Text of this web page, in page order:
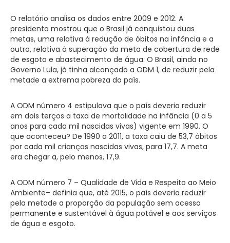
O relatório analisa os dados entre 2009 e 2012. A
presidenta mostrou que o Brasil já conquistou duas
metas, uma relativa à redução de óbitos na infância e a
outra, relativa à superação da meta de cobertura de rede
de esgoto e abastecimento de água. O Brasil, ainda no
Governo Lula, já tinha alcançado a ODM 1, de reduzir pela
metade a extrema pobreza do país.
A ODM número 4 estipulava que o país deveria reduzir
em dois terços a taxa de mortalidade na infância (0 a 5
anos para cada mil nascidas vivas) vigente em 1990. O
que aconteceu? De 1990 a 2011, a taxa caiu de 53,7 óbitos
por cada mil crianças nascidas vivas, para 17,7. A meta
era chegar a, pelo menos, 17,9.
A ODM número 7 – Qualidade de Vida e Respeito ao Meio
Ambiente– definia que, até 2015, o país deveria reduzir
pela metade a proporção da população sem acesso
permanente e sustentável à água potável e aos serviços
de água e esgoto.